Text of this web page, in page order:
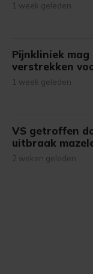
1 week geleden
Pijnkliniek
verstrekken
1 week geleden
VS getroffen
uitbraak
2 weken geleden